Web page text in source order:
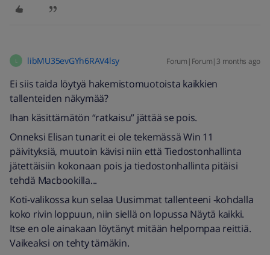
L libMU35evGYh6RAV4lsy Forum|Forum|3 months ago
Ei siis taida löytyä hakemistomuotoista kaikkien
tallenteiden näkymää?
Ihan käsittämätön “ratkaisu” jättää se pois.
Onneksi Elisan tunarit ei ole tekemässä Win 11
päivityksiä, muutoin kävisi niin että Tiedostonhallinta
jätettäisiin kokonaan pois ja tiedostonhallinta pitäisi
tehdä Macbookilla...
Koti-valikossa kun selaa Uusimmat tallenteeni -kohdalla
koko rivin loppuun, niin siellä on lopussa Näytä kaikki.
Itse en ole ainakaan löytänyt mitään helpompaa reittiä.
Vaikeaksi on tehty tämäkin.